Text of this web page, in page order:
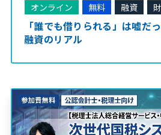
オンライン 無料 融資
「誰でも借りられる」は嘘だ
融資のリアル